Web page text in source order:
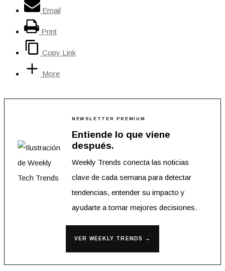
Email
Print
Copy Link
More
NEWSLETTER PREMIUM
Entiende lo que viene
después.
Weekly Trends conecta las noticias
clave de cada semana para detectar
tendencias, entender su impacto y
ayudarte a tomar mejores decisiones.
VER WEEKLY TRENDS →